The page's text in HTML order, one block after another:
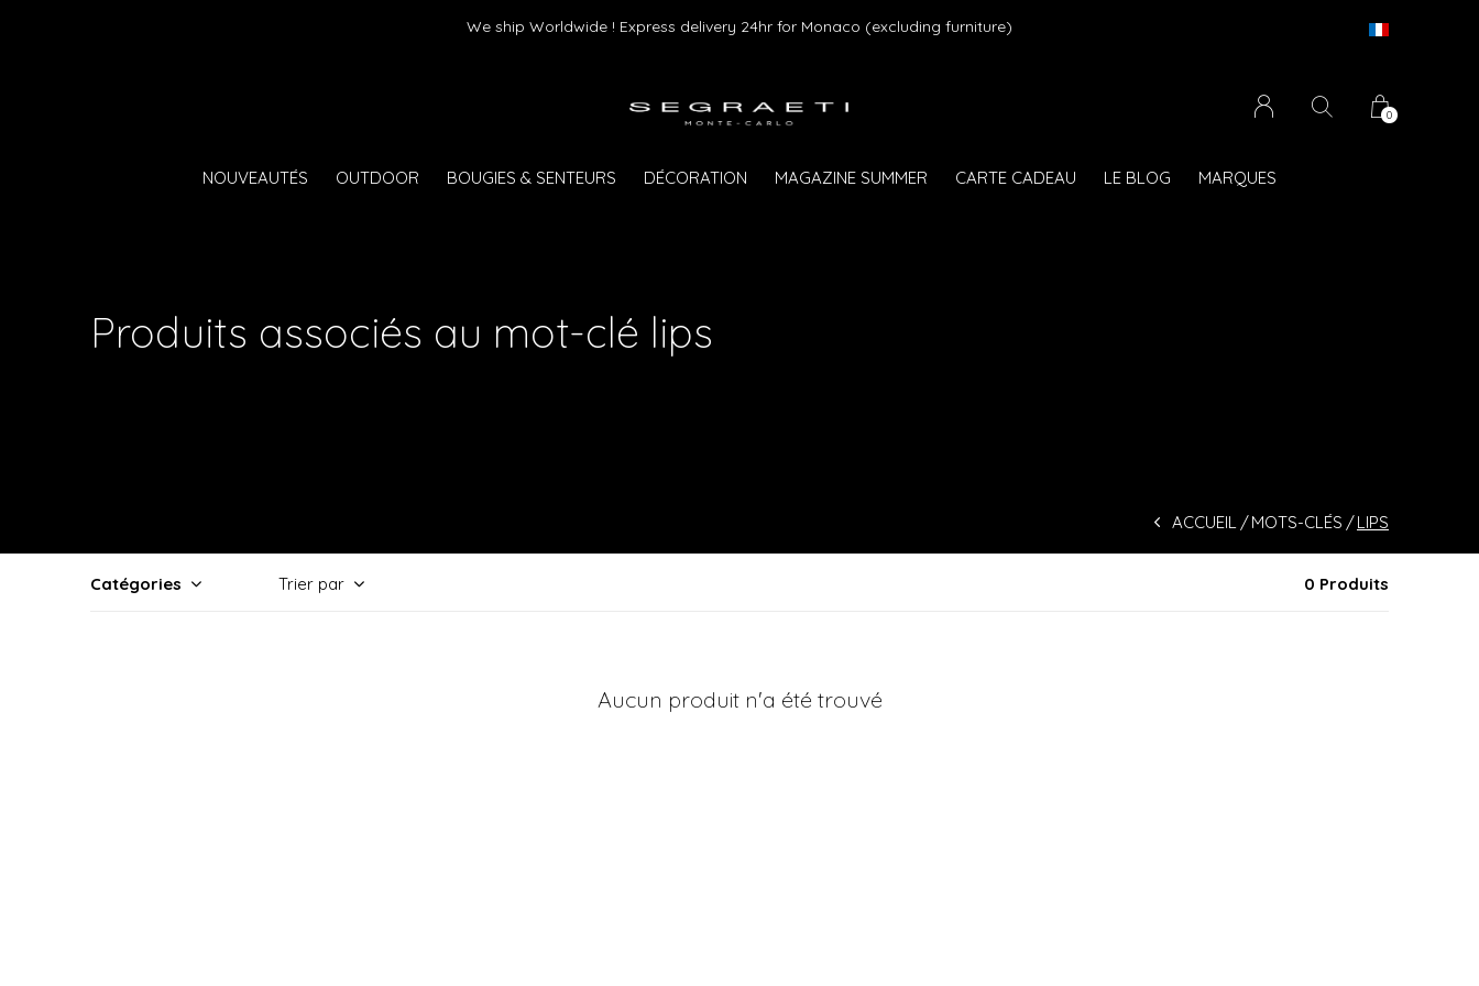
NOUVEAUTÉS OUTDOOR BOUGIES & SENTEURS DÉCORATION MAGAZINE SUMMER CARTE CADEAU LE BLOG MARQUES
0
We ship Worldwide ! Express delivery 24hr for Monaco (excluding furniture)
Produits associés au mot-clé lips
ACCUEIL MOTS-CLÉS LIPS
Catégories Trier par 0 Produits
Aucun produit n'a été trouvé